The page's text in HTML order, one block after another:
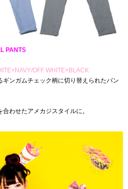
PANTS
OFF WHITE×BLACK
ギンガムチェック柄に切り替えられたパン
わせたアメカジスタイルに。